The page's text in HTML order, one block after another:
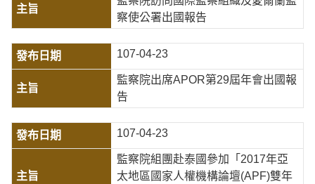
察使公署出國報告
107-04-23
監察院出席APOR第29屆年會出國報
告
107-04-23
監察院組團赴泰國參加「2017年亞
太地區國家人權機構論壇(APF)雙年